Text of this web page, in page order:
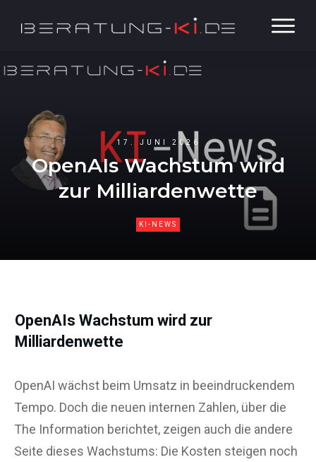
17. JUNI 2026
OpenAIs Wachstum wird
zur Milliardenwette
KI-NEWS
OpenAIs Wachstum wird zur
Milliardenwette
OpenAI wächst beim Umsatz in beeindruckendem
Tempo. Doch die neuen internen Zahlen, über die
The Information berichtet, zeigen auch die andere
Seite dieses Wachstums: Die Kosten steigen noch